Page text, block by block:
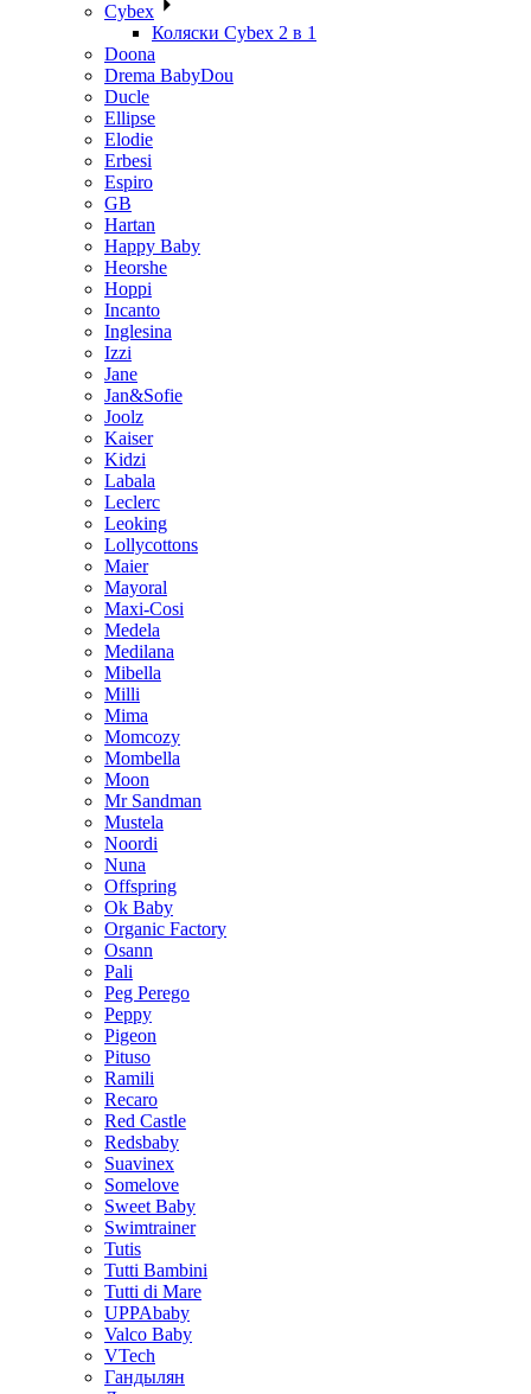
Cybex
Коляски Cybex 2 в 1
Doona
Drema BabyDou
Ducle
Ellipse
Elodie
Erbesi
Espiro
GB
Hartan
Happy Baby
Heorshe
Hoppi
Incanto
Inglesina
Izzi
Jane
Jan&Sofie
Joolz
Kaiser
Kidzi
Labala
Leclerc
Leoking
Lollycottons
Maier
Mayoral
Maxi-Cosi
Medela
Medilana
Mibella
Milli
Mima
Momcozy
Mombella
Moon
Mr Sandman
Mustela
Noordi
Nuna
Offspring
Ok Baby
Organic Factory
Osann
Pali
Peg Perego
Peppy
Pigeon
Pituso
Ramili
Recaro
Red Castle
Redsbaby
Suavinex
Somelove
Sweet Baby
Swimtrainer
Tutis
Tutti Bambini
Tutti di Mare
UPPAbaby
Valco Baby
VTech
Гандылян